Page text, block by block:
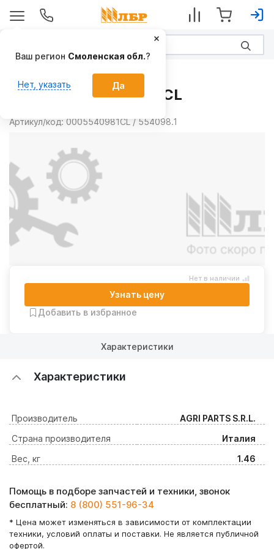
Ремень 0005540981CL
Артикул/код: 0005540981CL / 554098.1
Нет в наличии
Узнать цену
Добавить в избранное
Характеристики
Характеристики
Производитель
AGRI PARTS S.R.L.
Страна производителя
Италия
Вес, кг
1.46
Помощь в подборе запчастей и техники, звонок
бесплатный: 8 (800) 551-96-34
* Цена может изменяться в зависимости от комплектации
техники, условий оплаты и поставки. Не является публичной
офертой.
Ваш регион Смоленская обл.?
Нет, указать Да